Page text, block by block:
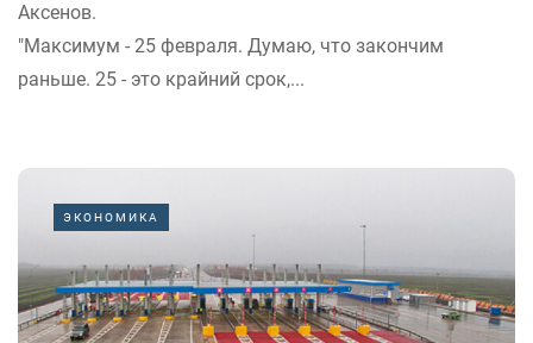
Аксенов.
"Максимум - 25 февраля. Думаю, что закончим
раньше. 25 - это крайний срок,...
ЭКОНОМИКА